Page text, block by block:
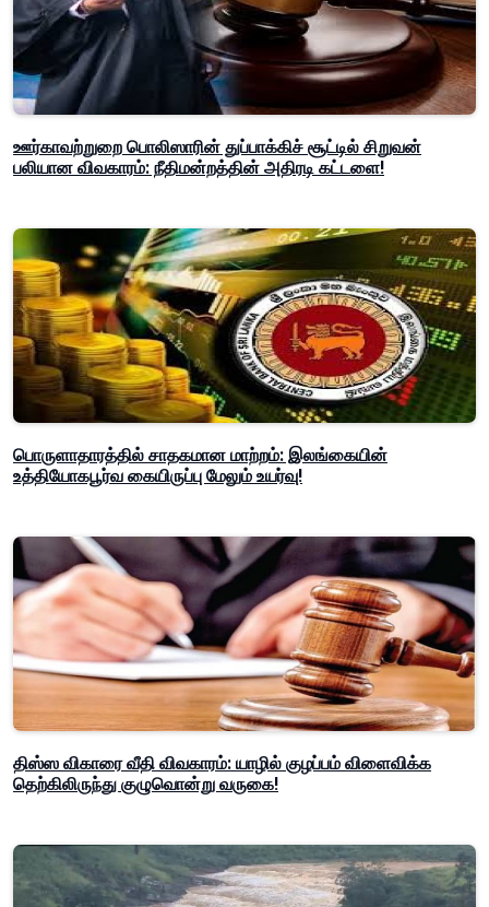
ஊர்காவற்றுறை பொலிஸாரின் துப்பாக்கிச் சூட்டில் சிறுவன்
பலியான விவகாரம்: நீதிமன்றத்தின் அதிரடி கட்டளை!
பொருளாதாரத்தில் சாதகமான மாற்றம்: இலங்கையின்
உத்தியோகபூர்வ கையிருப்பு மேலும் உயர்வு!
திஸ்ஸ விகாரை வீதி விவகாரம்: யாழில் குழப்பம் விளைவிக்க
தெற்கிலிருந்து குழுவொன்று வருகை!